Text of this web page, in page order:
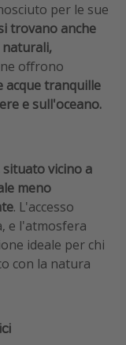
per le sue
trovano anche
naturali,
offrono
acque tranquille
e sull'oceano.
vicino a
meno
. L'accesso
e l'atmosfera
ideale per chi
con la natura